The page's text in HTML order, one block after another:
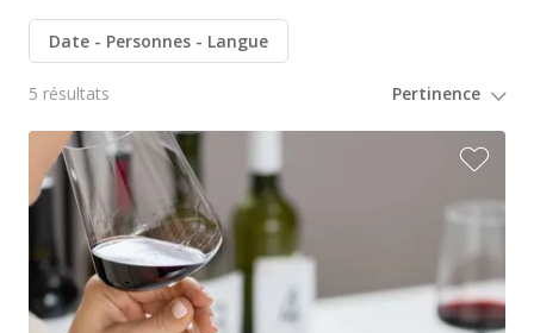
Visite cave Epernay
Visite chateau & dégustation vin Médoc
Visite chateau & dégustation vin Pessac Léognan
Visite cave & dégustation champagne Reims
Visite chateau & dégustation vin Saint Emilion
Visite cave & dégustation vin Sancerre
Visite cave & dégustation vin Saumur
Date Personnes Langue
5 résultats